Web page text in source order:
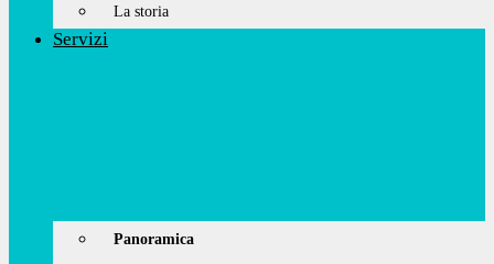
La storia
Servizi
Panoramica